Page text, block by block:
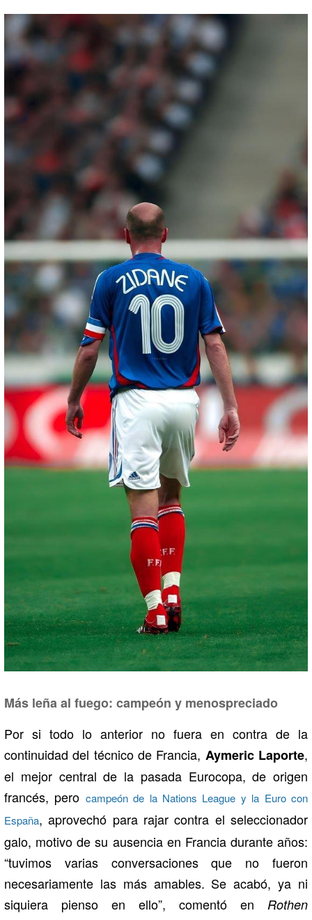
Más leña al fuego: campeón y menospreciado
Por si todo lo anterior no fuera en contra de la
continuidad del técnico de Francia, Aymeric Laporte,
el mejor central de la pasada Eurocopa, de origen
francés, pero campeón de la Nations League y la Euro con
España, aprovechó para rajar contra el seleccionador
galo, motivo de su ausencia en Francia durante años:
“tuvimos varias conversaciones que no fueron
necesariamente las más amables. Se acabó, ya ni
siquiera pienso en ello”, comentó en Rothen